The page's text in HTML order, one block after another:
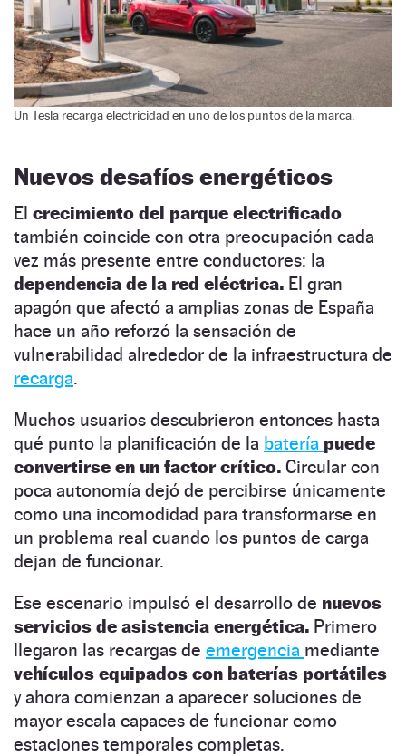
Un Tesla recarga electricidad en uno de los puntos de la marca.
Nuevos desafíos energéticos
El crecimiento del parque electrificado
también coincide con otra preocupación cada
vez más presente entre conductores: la
dependencia de la red eléctrica. El gran
apagón que afectó a amplias zonas de España
hace un año reforzó la sensación de
vulnerabilidad alrededor de la infraestructura de
recarga.
Muchos usuarios descubrieron entonces hasta
qué punto la planificación de la batería puede
convertirse en un factor crítico. Circular con
poca autonomía dejó de percibirse únicamente
como una incomodidad para transformarse en
un problema real cuando los puntos de carga
dejan de funcionar.
Ese escenario impulsó el desarrollo de nuevos
servicios de asistencia energética. Primero
llegaron las recargas de emergencia mediante
vehículos equipados con baterías portátiles
y ahora comienzan a aparecer soluciones de
mayor escala capaces de funcionar como
estaciones temporales completas.